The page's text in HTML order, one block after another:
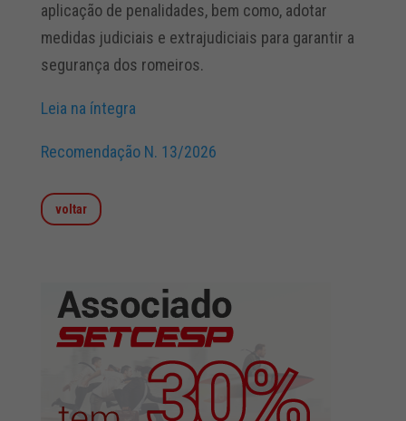
aplicação de penalidades, bem como, adotar
medidas judiciais e extrajudiciais para garantir a
segurança dos romeiros.
Leia na íntegra
Recomendação N. 13/2026
voltar